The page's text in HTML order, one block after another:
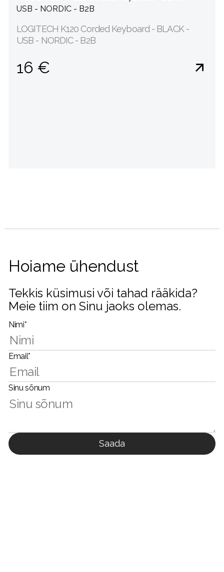
LOGITECH K120 Corded Keyboard - BLACK -
USB - NORDIC - B2B
16 €
Hoiame ühendust
Tekkis küsimusi või tahad rääkida?
Meie tiim on Sinu jaoks olemas.
Nimi*
Email*
Sinu sõnum
Saada